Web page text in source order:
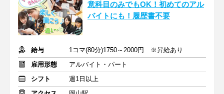
意科目のみでもOK！初めてのアル
バイトにも！履歴書不要
給与
1コマ(80分)1750～2000円 ※昇給あり
雇用形態
アルバイト・パート
シフト
週1日以上